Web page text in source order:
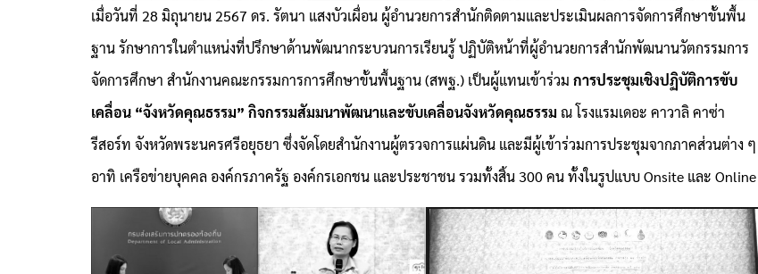
เมื่อวันที่ 28 มิถุนายน 2567 ดร. รัตนา แสงบัวเผื่อน ผู้อำนวยการสำนักติดตามและประเมินผลการจัดการศึกษาขั้นพื้น
ฐาน รักษาการในตำแหน่งที่ปรึกษาด้านพัฒนากระบวนการเรียนรู้ ปฏิบัติหน้าที่ผู้อำนวยการสำนักพัฒนานวัตกรรมการ
จัดการศึกษา สำนักงานคณะกรรมการการศึกษาขั้นพื้นฐาน (สพฐ.) เป็นผู้แทนเข้าร่วม การประชุมเชิงปฏิบัติการขับ
เคลื่อน “จังหวัดคุณธรรม” กิจกรรมสัมมนาพัฒนาและขับเคลื่อนจังหวัดคุณธรรม ณ โรงแรมเดอะ คาวาลิ คาซ่า
รีสอร์ท จังหวัดพระนครศรีอยุธยา ซึ่งจัดโดยสำนักงานผู้ตรวจการแผ่นดิน และมีผู้เข้าร่วมการประชุมจากภาคส่วนต่าง ๆ
อาทิ เครือข่ายบุคคล องค์กรภาครัฐ องค์กรเอกชน และประชาชน รวมทั้งสิ้น 300 คน ทั้งในรูปแบบ Onsite และ Online